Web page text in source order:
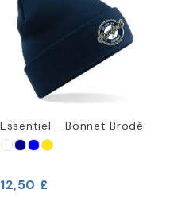
Essentiel - Bonnet Brodé
12,50 £